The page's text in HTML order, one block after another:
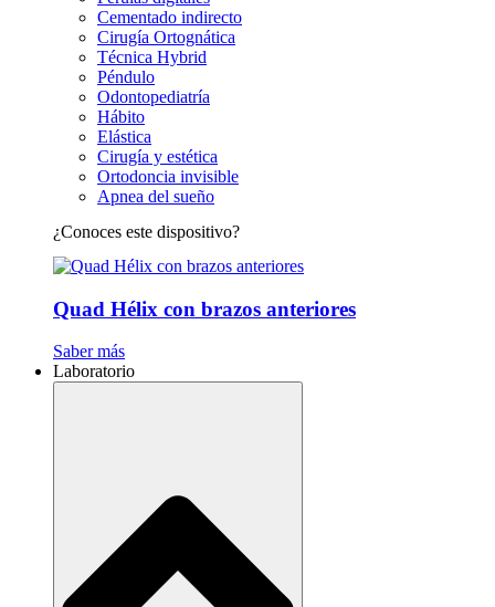
Cementado indirecto
Cirugía Ortognática
Técnica Hybrid
Péndulo
Odontopediatría
Hábito
Elástica
Cirugía y estética
Ortodoncia invisible
Apnea del sueño
¿Conoces este dispositivo?
Quad Hélix con brazos anteriores
Saber más
Laboratorio